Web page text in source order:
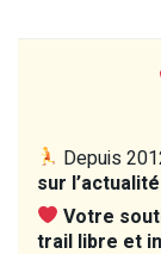
Depuis
sur
Votre
trail libre et